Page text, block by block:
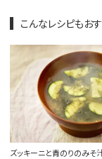
こんなレシピもお
ズッキーニと青のりのみそ